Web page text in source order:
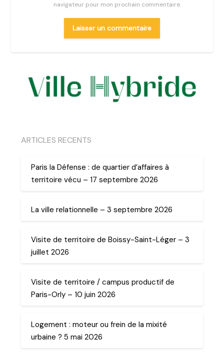
navigateur pour mon prochain commentaire.
ARTICLES RECENTS
Paris la Défense : de quartier d’affaires à
territoire vécu – 17 septembre 2026
La ville relationnelle – 3 septembre 2026
Visite de territoire de Boissy-Saint-Léger – 3
juillet 2026
Visite de territoire / campus productif de
Paris-Orly – 10 juin 2026
Logement : moteur ou frein de la mixité
urbaine ? 5 mai 2026